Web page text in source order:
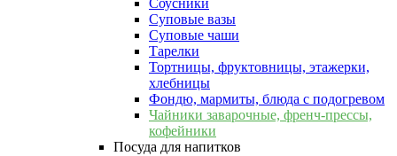
Соусники
Суповые вазы
Суповые чаши
Тарелки
Тортницы, фруктовницы, этажерки,
хлебницы
Фондю, мармиты, блюда с подогревом
Чайники заварочные, френч-прессы,
кофейники
Посуда для напитков